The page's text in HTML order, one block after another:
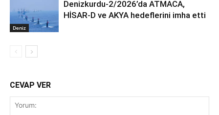
Deniz
Denizkurdu-2/2026’da ATMACA,
HİSAR-D ve AKYA hedeflerini imha etti
CEVAP VER